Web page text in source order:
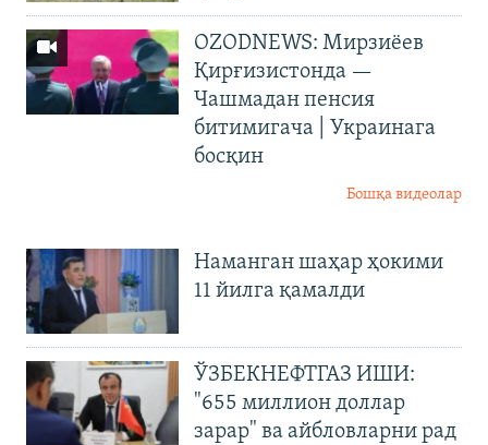
OZODNEWS: Мирзиёев
Қирғизистонда —
Чашмадан пенсия
битимигача | Украинага
босқин
Бошқа видеолар
Наманган шаҳар ҳокими
11 йилга қамалди
ЎЗБЕКНЕФТГАЗ ИШИ:
"655 миллион доллар
зарар" ва айбловларни рад